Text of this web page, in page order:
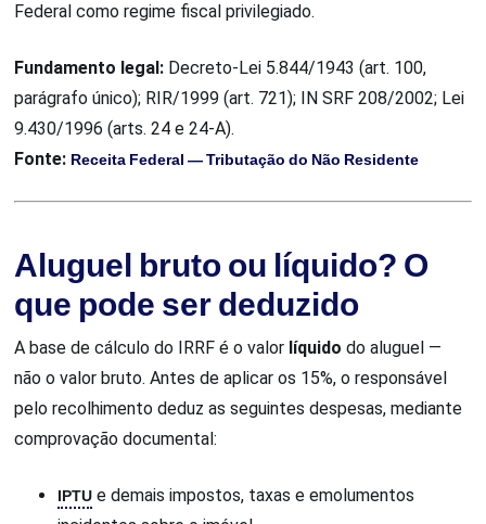
Federal como regime fiscal privilegiado.
Fundamento legal: Decreto-Lei 5.844/1943 (art. 100,
parágrafo único); RIR/1999 (art. 721); IN SRF 208/2002; Lei
9.430/1996 (arts. 24 e 24-A).
Fonte: Receita Federal — Tributação do Não Residente
Aluguel bruto ou líquido? O
que pode ser deduzido
A base de cálculo do IRRF é o valor líquido do aluguel —
não o valor bruto. Antes de aplicar os 15%, o responsável
pelo recolhimento deduz as seguintes despesas, mediante
comprovação documental:
IPTU e demais impostos, taxas e emolumentos